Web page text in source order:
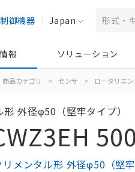
制御機器 Japan
報 ソリューション
商品カテゴリ > センサ > ロータリエ
外径φ50（堅牢タイプ）
リメンタル形 外径φ50（堅